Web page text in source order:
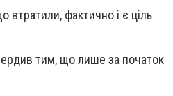
втратили, фактично і є ціль
тим, що лише за початок